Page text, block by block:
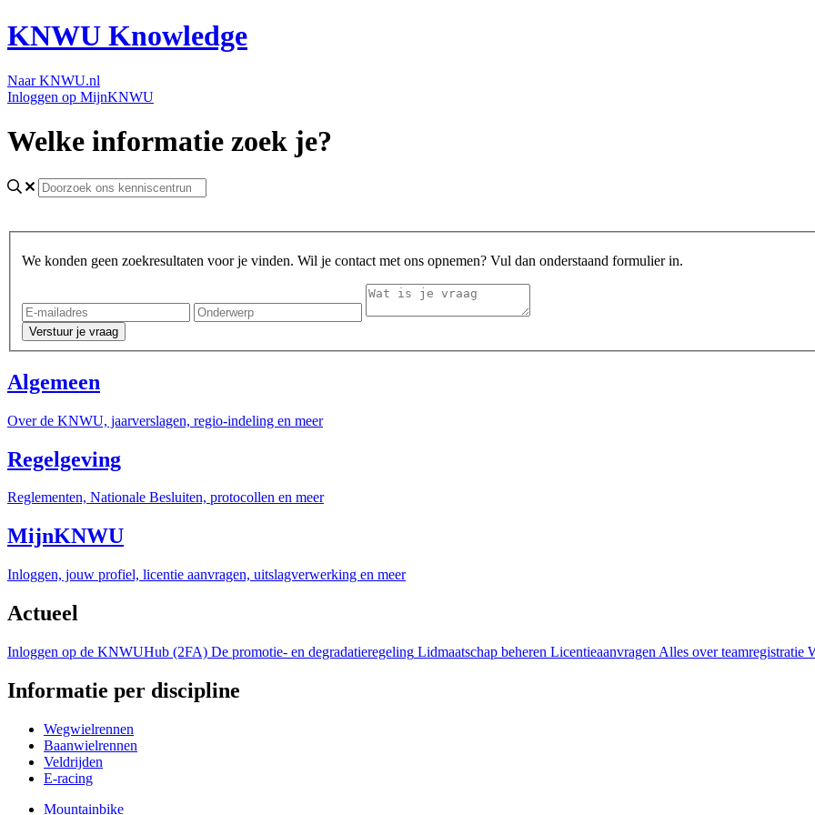
KNWU Knowledge
Naar KNWU.nl
Inloggen op MijnKNWU
Welke informatie zoek je?
We konden geen zoekresultaten voor je vinden. Wil je contact met ons opnemen? Vul dan onderstaand formulier in.
Algemeen
Over de KNWU, jaarverslagen, regio-indeling en meer
Regelgeving
Reglementen, Nationale Besluiten, protocollen en meer
MijnKNWU
Inloggen, jouw profiel, licentie aanvragen, uitslagverwerking en meer
Actueel
Inloggen op de KNWUHub (2FA) De promotie- en degradatieregeling Lidmaatschap beheren Licentieaanvragen Alles over teamregistratie
Informatie per discipline
Wegwielrennen
Baanwielrennen
Veldrijden
E-racing
Mountainbike